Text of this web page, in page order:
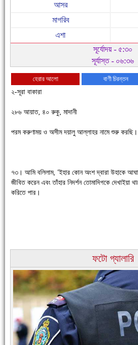
আসর
মাগরিব
এশা
সূর্যোদয় - ৫:৩০
সূর্যাস্ত - ০৬:৩৬
হেরার আলো বাণী চিরন্তন
২-সূরা বাকারা
২৮৬ আয়াত, ৪০ রুকু, মাদানী
পরম করুণাময় ও অসীম দয়ালু আল্লাহর নামে শুরু করছি।
৭৩। আমি বলিলাম, 'ইহার কোন অংশ দ্বারা উহাকে
জীবিত করেন এবং তাঁহার নিদর্শন তোমাদিগকে দেখাইয়া
করিতে পার।
ফটো গ্যালারি
চাঁদপুরের মানুষ তাদের পুরোটা দিয়ে আমাকে আপন করে